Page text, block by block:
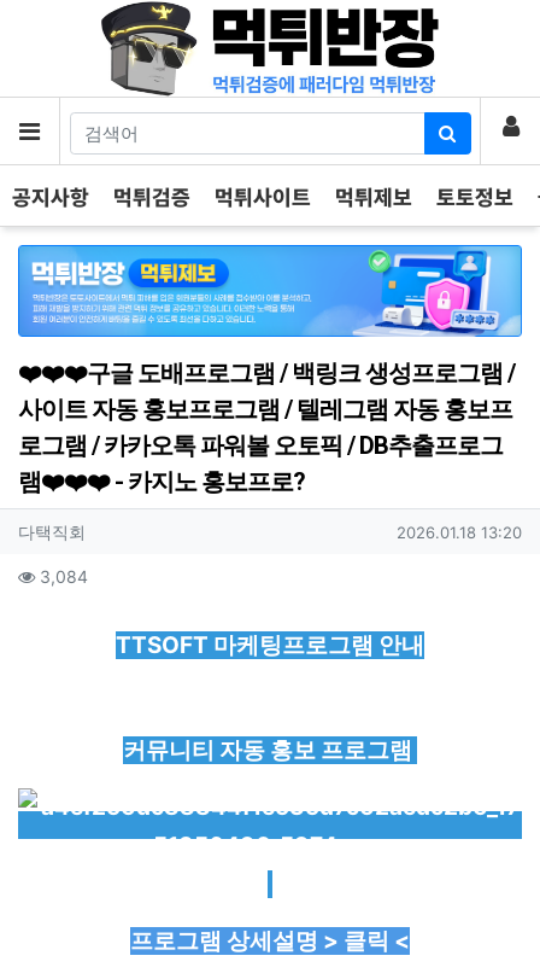
메뉴 로
공지사항 먹튀검증 먹튀사이트 먹튀제보 토토정보
❤️❤️❤️구글 도배프로그램 / 백링크 생성프로그램 /
사이트 자동 홍보프로그램 / 텔레그램 자동 홍보프
로그램 / 카카오톡 파워볼 오토픽 / DB추출프로그
램❤️❤️❤️ - 카지노 홍보프로?
작성자 정보
다택직회 작성일
2026.01.18 13:20
컨텐츠 정보
3,084
TTSOFT 마케팅프로그램 안내
커뮤니티 자동 홍보 프로그램
프로그램 상세설명 > 클릭 <